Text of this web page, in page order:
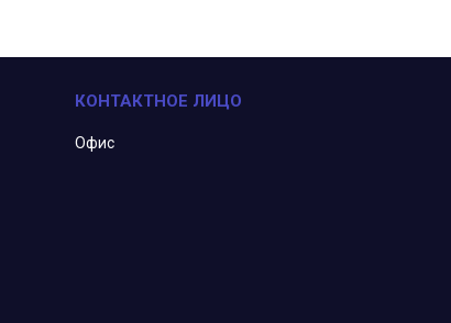
Офис